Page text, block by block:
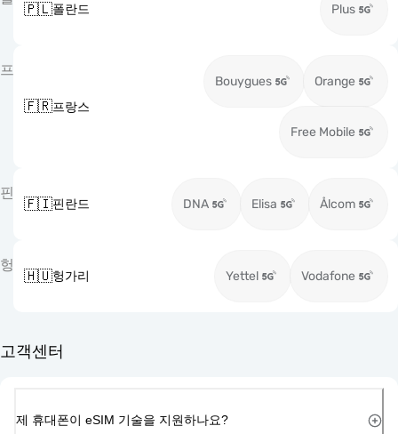
🇵🇱폴란드 Plus
프
🇫🇷프랑스
Bouygues Orange
Free Mobile
핀
🇫🇮핀란드 DNA Elisa Ålcom
헝
🇭🇺헝가리 Yettel Vodafone
고객센터
제 휴대폰이 eSIM 기술을 지원하나요?